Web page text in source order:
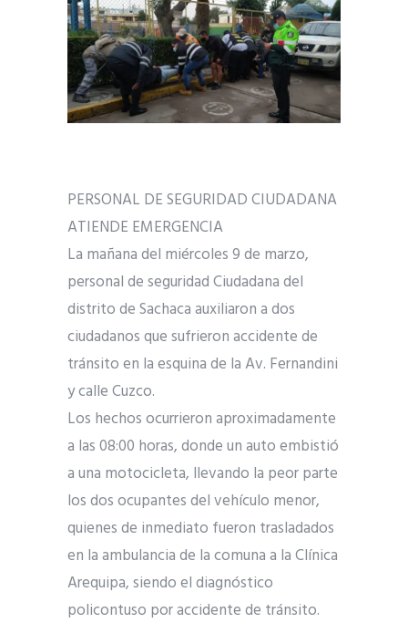
PERSONAL DE SEGURIDAD CIUDADANA
ATIENDE EMERGENCIA
La mañana del miércoles 9 de marzo,
personal de seguridad Ciudadana del
distrito de Sachaca auxiliaron a dos
ciudadanos que sufrieron accidente de
tránsito en la esquina de la Av. Fernandini
y calle Cuzco.
Los hechos ocurrieron aproximadamente
a las 08:00 horas, donde un auto embistió
a una motocicleta, llevando la peor parte
los dos ocupantes del vehículo menor,
quienes de inmediato fueron trasladados
en la ambulancia de la comuna a la Clínica
Arequipa, siendo el diagnóstico
policontuso por accidente de tránsito.